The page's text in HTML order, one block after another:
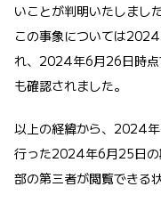
いことが判明いたしました
この事象については
れ、2024年6月26日時点
も確認されました。
以上の経緯から、2024
行った2024年6月25日の
部の第三者が閲覧できる